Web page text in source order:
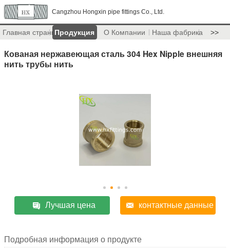
Cangzhou Hongxin pipe fittings Co., Ltd.
Главная страницаПродукция О Компании Наша фабрика >>
Кованая нержавеющая сталь 304 Hex Nipple внешняя
нить трубы нить
Лучшая цена контактные данные
Подробная информация о продукте